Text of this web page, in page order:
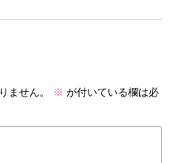
ません。 ※ が付いている欄は必